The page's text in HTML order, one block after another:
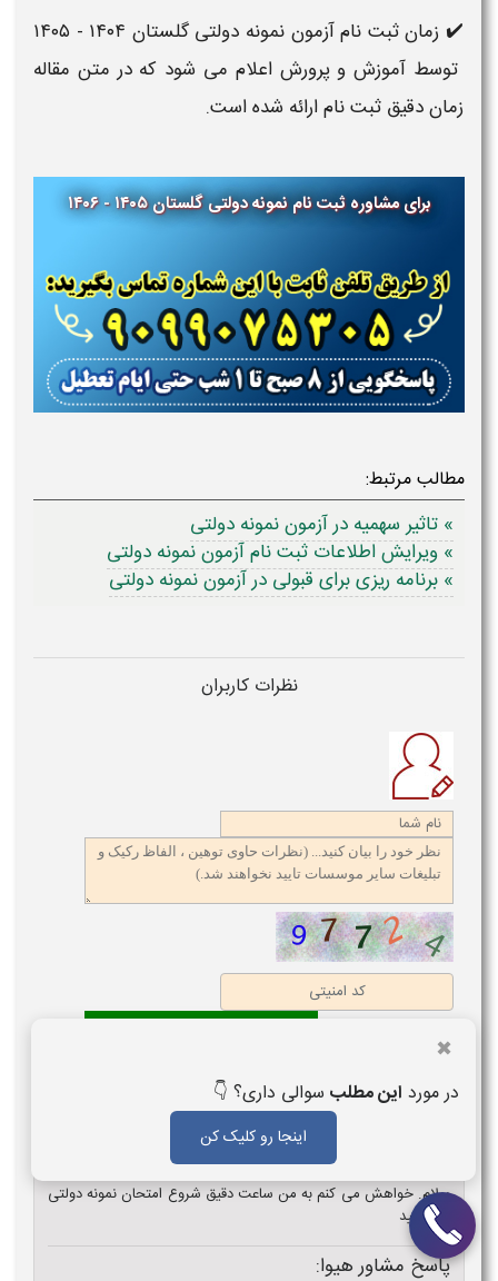
✔️ زمان ثبت نام آزمون نمونه دولتی گلستان ۱۴۰۴ - ۱۴۰۵​
توسط آموزش و پرورش اعلام می شود که در متن مقاله
زمان دقیق ثبت نام ارائه شده است.
برای مشاوره ثبت نام نمونه دولتی گلستان ​​۱۴۰۵ - ۱۴۰۶
مطالب مرتبط:
» تاثیر سهمیه در آزمون نمونه دولتی
» ویرایش اطلاعات ثبت نام آزمون نمونه دولتی
» برنامه ریزی برای قبولی در آزمون نمونه دولتی
نظرات کاربران
تعداد کل نظرات: 1
سلام. خواهش می کنم به من ساعت دقیق شروع امتحان نمونه دولتی
را بگویید
پاسخ مشاور هیوا:
✖
در مورد این مطلب سوالی داری؟ 👇
اینجا رو کلیک کن